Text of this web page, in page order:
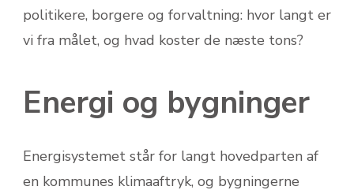
politikere, borgere og forvaltning: hvor langt er
vi fra målet, og hvad koster de næste tons?
Energi og bygninger
Energisystemet står for langt hovedparten af
en kommunes klimaaftryk, og bygningerne